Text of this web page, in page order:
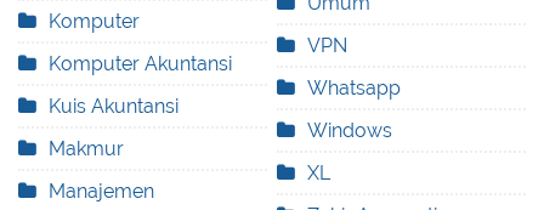
Komputer
Komputer Akuntansi
Kuis Akuntansi
Makmur
Manajemen
VPN
Whatsapp
Windows
XL